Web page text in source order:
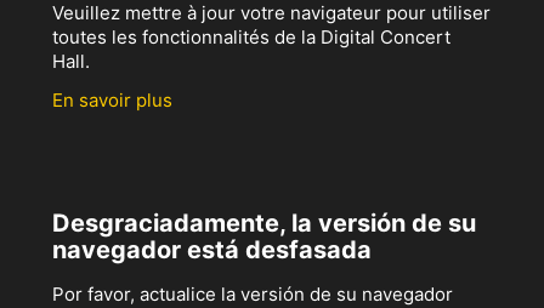
Veuillez mettre à jour votre navigateur pour utiliser
toutes les fonctionnalités de la Digital Concert
Hall.
En savoir plus
Desgraciadamente, la versión de su
navegador está desfasada
Por favor, actualice la versión de su navegador